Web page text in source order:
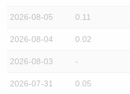
2026-08-05 0.11
2026-08-04 0.02
2026-08-03 -
2026-07-31 0.05